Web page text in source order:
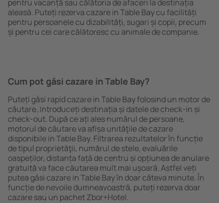
pentru vacanță sau călătoria de afaceri la destinația
aleasă. Puteți rezerva cazare in Table Bay cu facilități
pentru persoanele cu dizabilități, sugari și copii, precum
și pentru cei care călătoresc cu animale de companie.
Cum pot găsi cazare in Table Bay?
Puteți găsi rapid cazare in Table Bay folosind un motor de
căutare. Introduceți destinația și datele de check-in și
check-out. După ce ați ales numărul de persoane,
motorul de căutare va afișa unităţile de cazare
disponibile in Table Bay. Filtrarea rezultatelor în funcție
de tipul proprietăţii, numărul de stele, evaluările
oaspeților, distanța față de centru și opțiunea de anulare
gratuită va face căutarea mult mai ușoară. Astfel veți
putea găsi cazare in Table Bay în doar câteva minute. În
funcție de nevoile dumneavoastră, puteți rezerva doar
cazare sau un pachet Zbor+Hotel.